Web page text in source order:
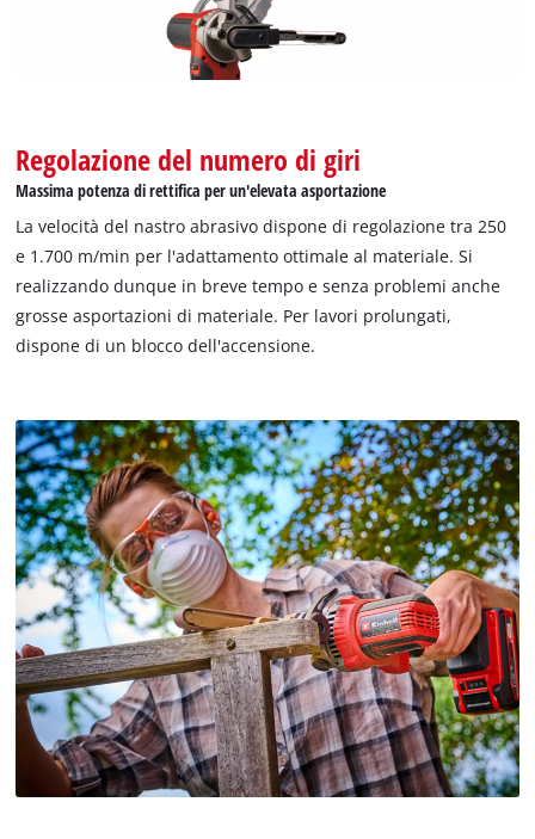
Abbiamo bisogno del vostro consenso
per caricare il servizio Google Maps !
This content is not permitted to load due
to trackers that are not disclosed to the
visitor. The website owner needs to setup
the site with their CMP to add this content
to the list of technologies used.
Powered byUsercentrics Consent
Regolazione del numero di giri
Massima potenza di rettifica per un'elevata asportazione
La velocità del nastro abrasivo dispone di regolazione tra 250
e 1.700 m/min per l'adattamento ottimale al materiale. Si
realizzando dunque in breve tempo e senza problemi anche
grosse asportazioni di materiale. Per lavori prolungati,
dispone di un blocco dell'accensione.